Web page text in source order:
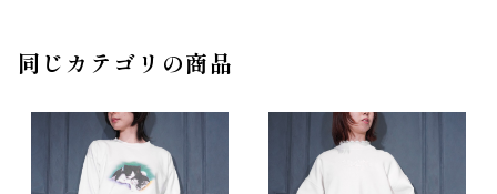
同じカテゴリの商品